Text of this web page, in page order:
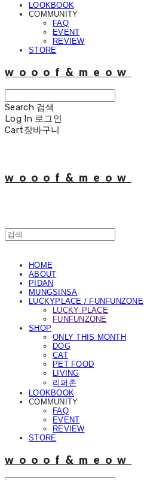
LOOKBOOK
COMMUNITY
FAQ
EVENT
REVIEW
STORE
wooof&meow
Search 검색
Log In 로그인
Cart장바구니
wooof&meow
HOME
ABOUT
PIDAN
MUNGSINSA
LUCKYPLACE / FUNFUNZONE
LUCKY PLACE
FUNFUNZONE
SHOP
ONLY THIS MONTH
DOG
CAT
PET FOOD
LIVING
리퍼존
LOOKBOOK
COMMUNITY
FAQ
EVENT
REVIEW
STORE
wooof&meow